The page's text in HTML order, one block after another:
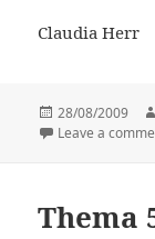
Claudia Herr
Posted
on
28/08/2009
Leave a
Thema